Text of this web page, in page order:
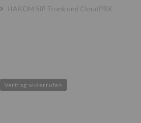
HAKOM SIP-Trunk und CloudPBX
Vertrag widerrufen